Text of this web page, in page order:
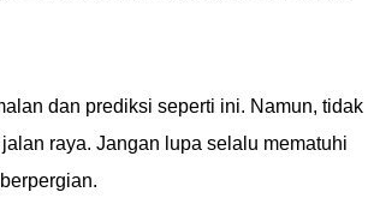
dan prediksi seperti ini. Namun, tidak
raya. Jangan lupa selalu mematuhi